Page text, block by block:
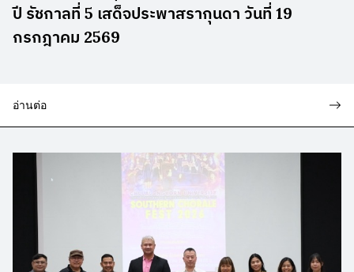
ปี รัชกาลที่ 5 เสด็จประพาสรากุนดา วันที่ 19
กรกฎาคม 2569
อ่านต่อ